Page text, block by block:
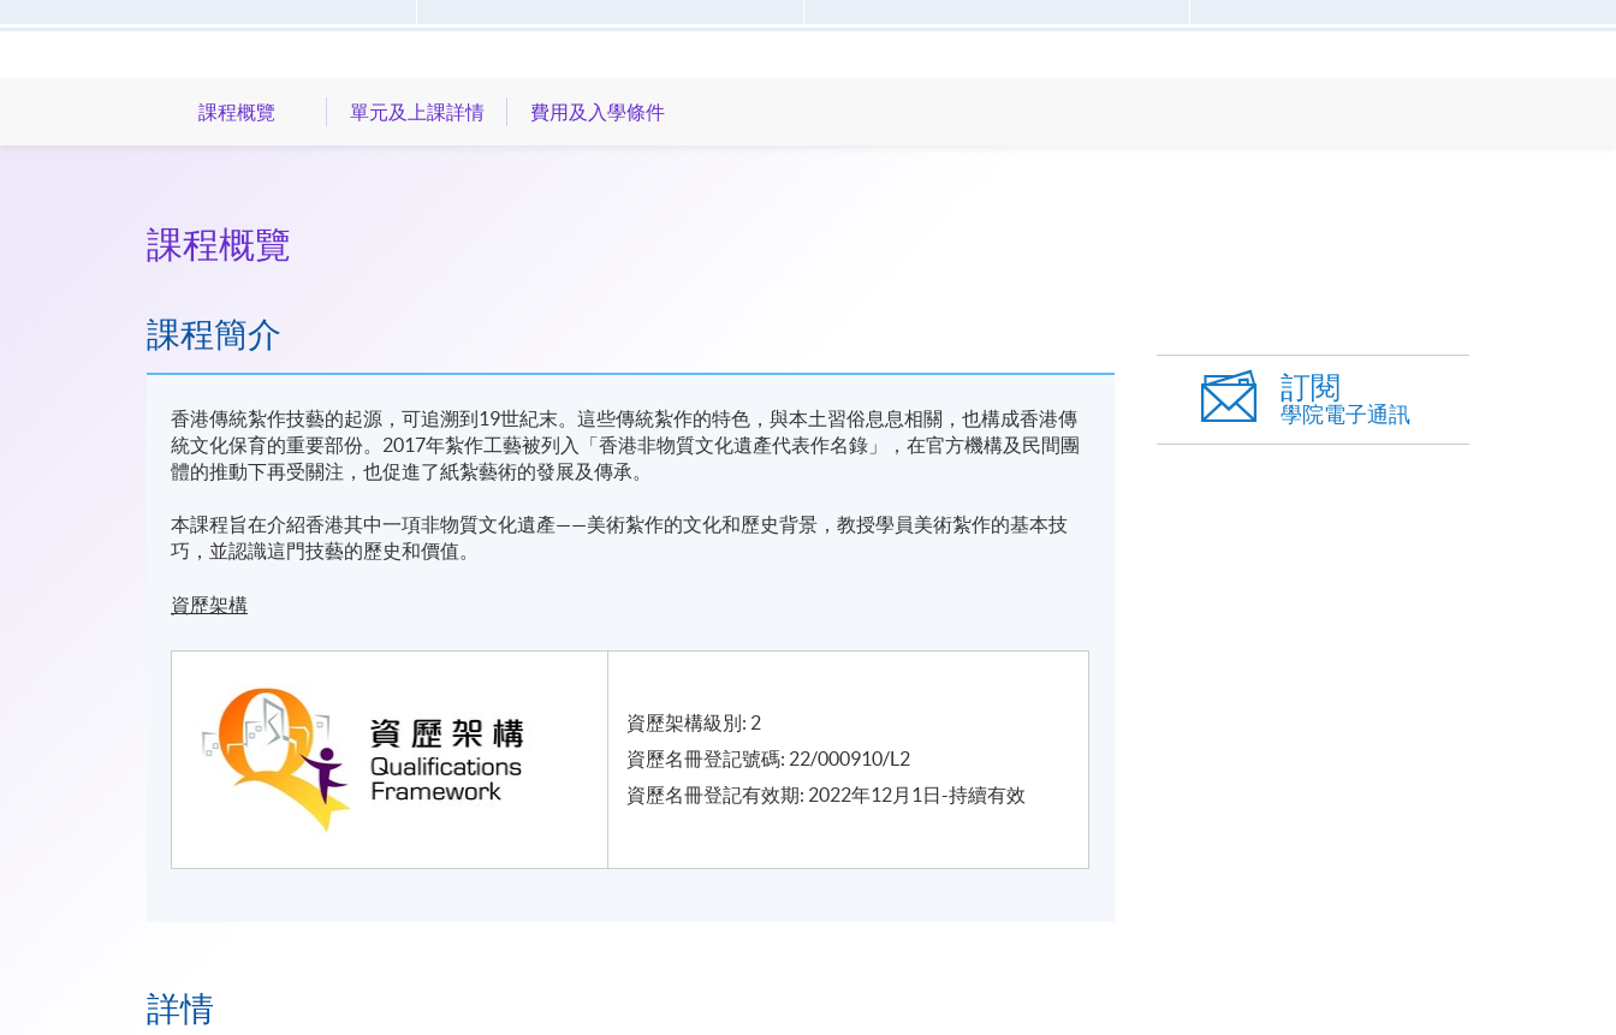
課程概覽 單元及上課詳情 費用及入學條件
課程概覽
課程簡介
香港傳統紮作技藝的起源，可追溯到19世紀末。這些傳統紮作的特色，與本土習俗息息相關，也構成香港傳
統文化保育的重要部份。2017年紮作工藝被列入「香港非物質文化遺產代表作名錄」，在官方機構及民間團
體的推動下再受關注，也促進了紙紮藝術的發展及傳承。
本課程旨在介紹香港其中一項非物質文化遺產——美術紮作的文化和歷史背景，教授學員美術紮作的基本技
巧，並認識這門技藝的歷史和價值。
資歷架構
資歷架構級別: 2
資歷名冊登記號碼: 22/000910/L2
資歷名冊登記有效期: 2022年12月1日-持續有效
詳情
訂閱
學院電子通訊